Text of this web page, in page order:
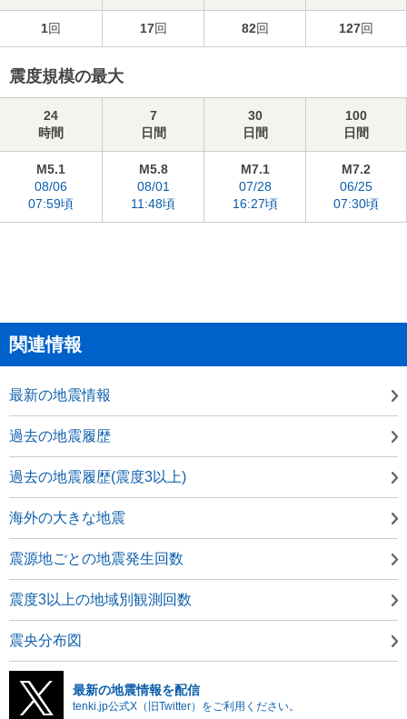
1回 17回 82回 127回
震度規模の最大
24
時間
7
日間
30
日間
100
日間
M5.1
08/06
07:59頃
M5.8
08/01
11:48頃
M7.1
07/28
16:27頃
M7.2
06/25
07:30頃
関連情報
最新の地震情報
過去の地震履歴
過去の地震履歴(震度3以上)
海外の大きな地震
震源地ごとの地震発生回数
震度3以上の地域別観測回数
震央分布図
最新の地震情報を配信
tenki.jp公式X（旧Twitter）をご利用ください。